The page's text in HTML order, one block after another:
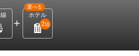
ホテル
選べる
2泊